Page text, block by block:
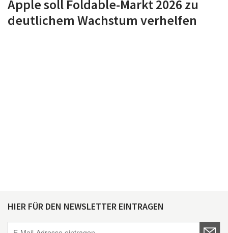
Apple soll Foldable-Markt 2026 zu
deutlichem Wachstum verhelfen
HIER FÜR DEN NEWSLETTER EINTRAGEN